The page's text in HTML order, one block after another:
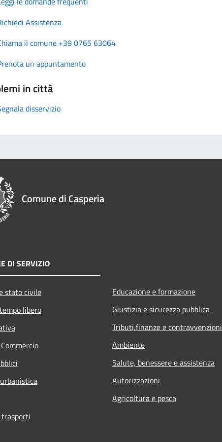
Assistenza
il comune +39 0765 63064
un appuntamento
in città
disservizio
Comune di Casperia
DI SERVIZIO
stato civile
libero
Educazione e formazione
Giustizia e sicurezza pubblica
Tributi,finanze e contravvenzioni
Ambiente
Salute, benessere e assistenza
Autorizzazioni
Agricoltura e pesca